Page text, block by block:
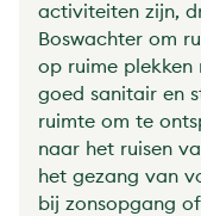
activiteiten zijn,
Boswachter om
op ruime plekken
goed sanitair en
ruimte om te
naar het ruisen
het gezang van
bij zonsopgang